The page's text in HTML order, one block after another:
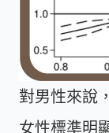
對男性來說
女性標準明